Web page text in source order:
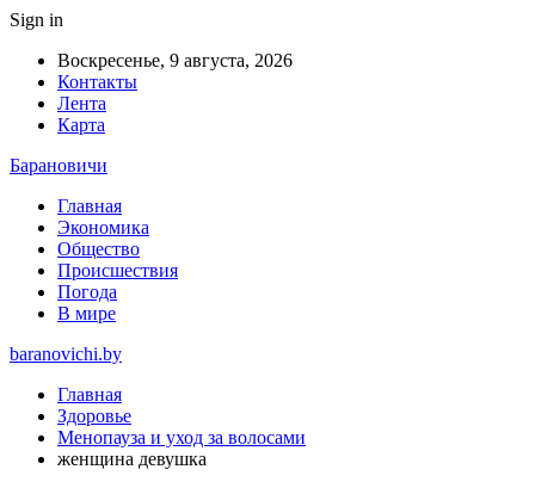
Sign in
Воскресенье, 9 августа, 2026
Контакты
Лента
Карта
Барановичи
Главная
Экономика
Общество
Происшествия
Погода
В мире
baranovichi.by
Главная
Здоровье
Менопауза и уход за волосами
женщина девушка